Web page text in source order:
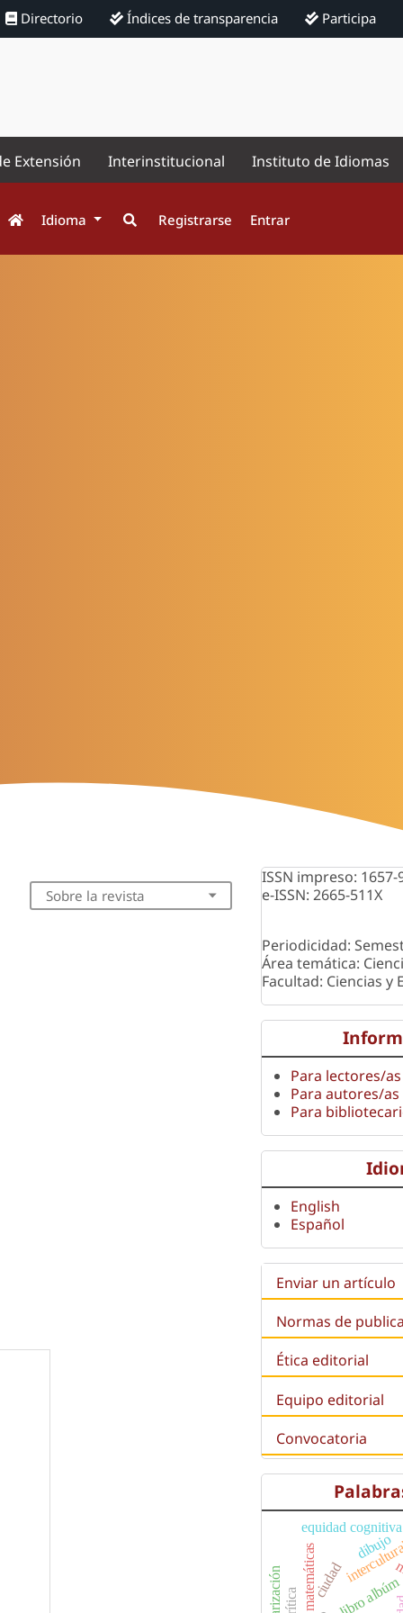
Directorio Índices de transparencia Participa
Extensión Interinstitucional Instituto de Idiomas
Idioma Registrarse Entrar
Sobre la revista
ISSN impreso: 1657-
e-ISSN: 2665-511X
Periodicidad:
Área temática:
Facultad: Ciencias y
Para lectores/as
Para autores/as
Para
English
Español
Enviar un artículo
Normas de
Ética editorial
Equipo editorial
Convocatoria
ciudad
matemáticas libro albúm
equidad cognitiva
dibujo